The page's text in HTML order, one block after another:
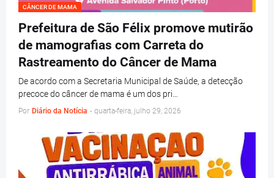
CÂNCER DE MAMA
Prefeitura de São Félix promove mutirão
de mamografias com Carreta do
Rastreamento do Câncer de Mama
De acordo com a Secretaria Municipal de Saúde, a detecção
precoce do câncer de mama é um dos pri…
Por Diário da Notícia - quarta-feira, julho 29, 2026